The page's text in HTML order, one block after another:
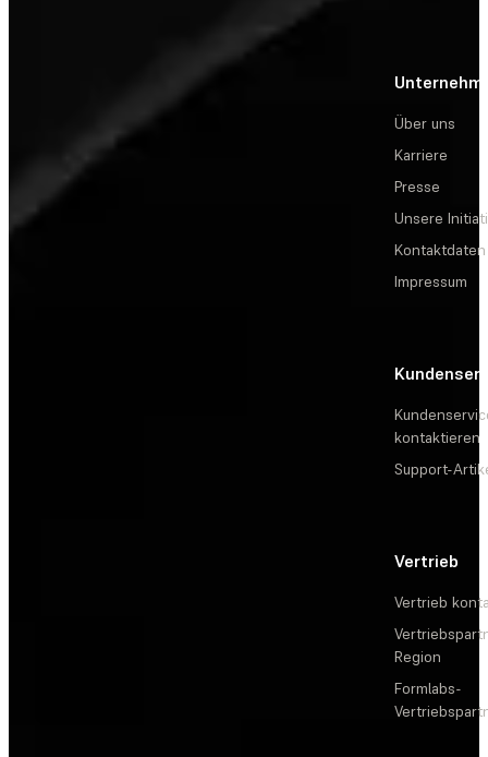
Über uns
Karriere
Presse
Unsere
Kontaktdaten
Impressum
kontaktieren
Support-
Vertrieb
Vertrieb
Region
Formlabs-